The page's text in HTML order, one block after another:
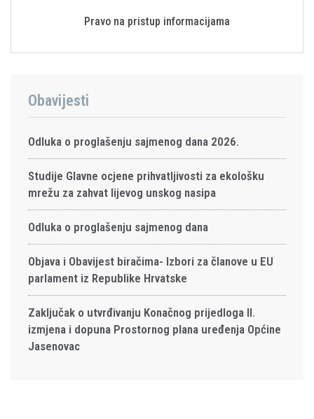
Pravo na pristup informacijama
Obavijesti
Odluka o proglašenju sajmenog dana 2026.
Studije Glavne ocjene prihvatljivosti za ekološku
mrežu za zahvat lijevog unskog nasipa
Odluka o proglašenju sajmenog dana
Objava i Obavijest biračima- Izbori za članove u EU
parlament iz Republike Hrvatske
Zaključak o utvrđivanju Konačnog prijedloga II.
izmjena i dopuna Prostornog plana uređenja Općine
Jasenovac